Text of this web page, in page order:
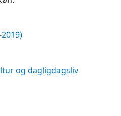
og dagligdagsliv